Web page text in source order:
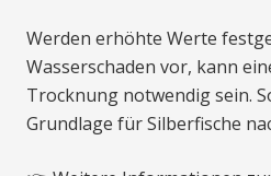
Werden erhöhte Werte
Wasserschaden vor, kann
Trocknung notwendig sein.
Grundlage für Silberfische